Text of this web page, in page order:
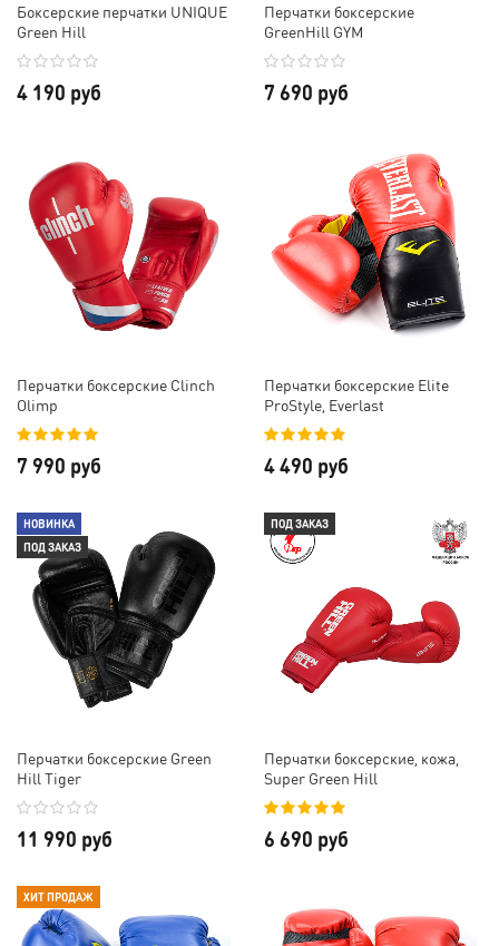
Боксерские перчатки UNIQUE
Green Hill
4 190 руб
Перчатки боксерские
GreenHill GYM
7 690 руб
Перчатки боксерские Clinch
Olimp
7 990 руб
Перчатки боксерские Elite
ProStyle, Everlast
4 490 руб
НОВИНКА
ПОД ЗАКАЗ
Перчатки боксерские Green
Hill Tiger
11 990 руб
ПОД ЗАКАЗ
Перчатки боксерские, кожа,
Super Green Hill
6 690 руб
ХИТ ПРОДАЖ